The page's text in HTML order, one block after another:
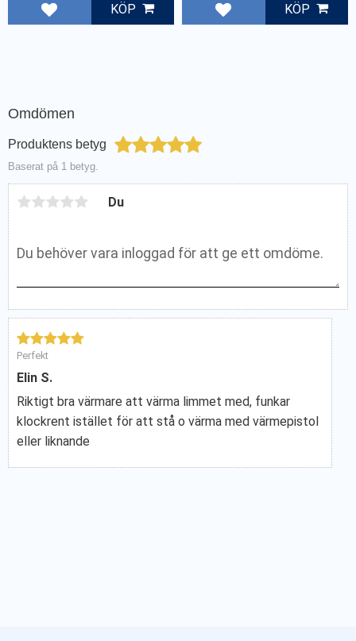
Omdömen
Produktens betyg
Baserat på 1 betyg.
Du
Perfekt
Elin S.
Riktigt bra värmare att värma limmet med, funkar
klockrent istället för att stå o värma med värmepistol
eller liknande
Lägg till i favoriter
KÖP
Lägg till i favoriter
KÖP